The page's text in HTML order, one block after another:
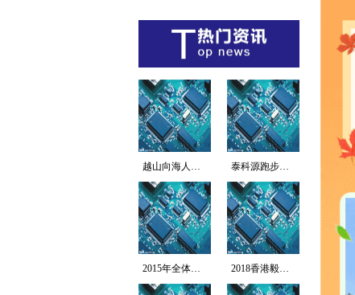
越山向海人车接力赛海... 泰科源跑步俱乐部《让...
2015年全体员工拓... 2018香港毅行者-...